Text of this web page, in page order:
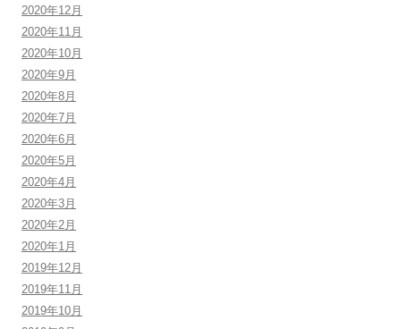
2020年12月
2020年11月
2020年10月
2020年9月
2020年8月
2020年7月
2020年6月
2020年5月
2020年4月
2020年3月
2020年2月
2020年1月
2019年12月
2019年11月
2019年10月